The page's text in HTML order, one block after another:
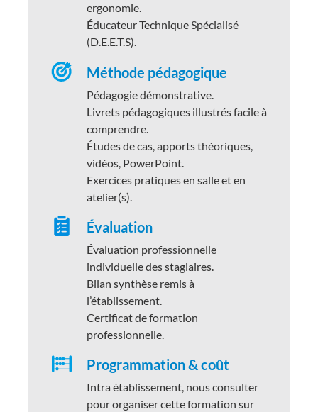
ergonomie.
Éducateur Technique Spécialisé
(D.E.E.T.S).
Méthode pédagogique
Pédagogie démonstrative.
Livrets pédagogiques illustrés facile à
comprendre.
Études de cas, apports théoriques,
vidéos, PowerPoint.
Exercices pratiques en salle et en
atelier(s).
Évaluation
Évaluation professionnelle
individuelle des stagiaires.
Bilan synthèse remis à
l’établissement.
Certificat de formation
professionnelle.
Programmation & coût
Intra établissement, nous consulter
pour organiser cette formation sur